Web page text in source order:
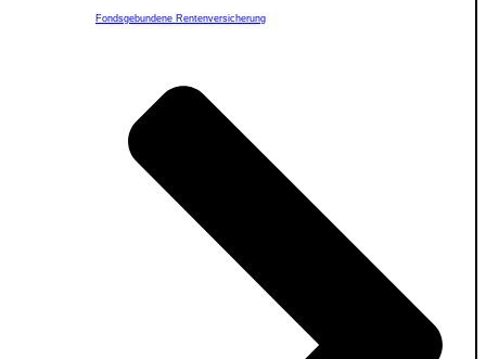
Fondsgebundene Rentenversicherung